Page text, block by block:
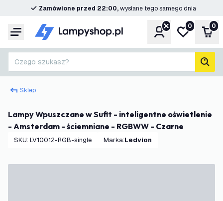
Zamówione przed 22:00,wysłane tego samego dnia
Menu KontoMoja lista
0 0
Czego szukasz?
Sklep
Lampy Wpuszczane w Sufit - inteligentne oświetlenie
- Amsterdam - ściemniane - RGBWW - Czarne
SKU: LV10012-RGB-single Marka: Ledvion